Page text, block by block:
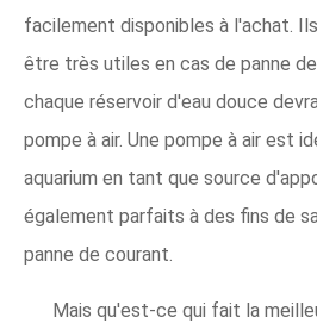
facilement disponibles à l'achat.
être très utiles en cas de panne
chaque réservoir d'eau douce
pompe à air. Une pompe à air est
aquarium en tant que source
également parfaits à des fins de
panne de courant.
Mais qu'est-ce qui fait la